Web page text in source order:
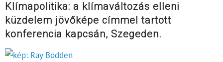
Klímapolitika: a klímaváltozás elleni
küzdelem jövőképe címmel tartott
konferencia kapcsán, Szegeden.